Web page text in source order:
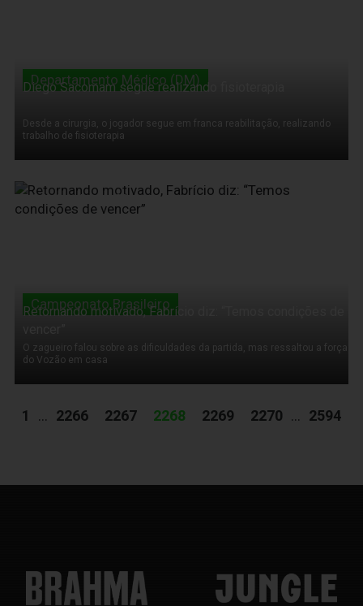
Departamento Médico (DM)
Diego Sacomam segue realizando fisioterapia
Desde a cirurgia, o jogador segue em franca reabilitação, realizando
trabalho de fisioterapia
14 de Outubro de 2011
Campeonato Brasileiro
Retornando motivado, Fabrício diz: “Temos condições de
O zagueiro falou sobre as dificuldades da partida, mas ressaltou a força
do Vozão em casa
1 ... 2266 2267 2268 2269 2270 ... 2594